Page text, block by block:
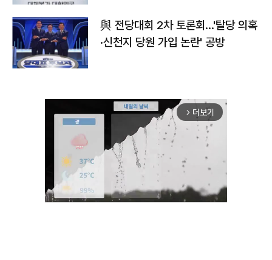
與 전당대회 2차 토론회…'탈당 의혹
·신천지 당원 가입 논란' 공방
arrow_forward_ios 더보기